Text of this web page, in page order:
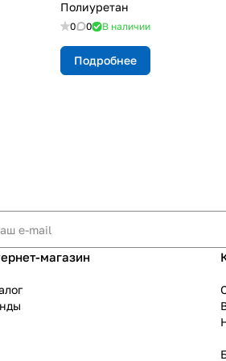
Полиуретан
0 0 В наличии
Подробнее
магазин